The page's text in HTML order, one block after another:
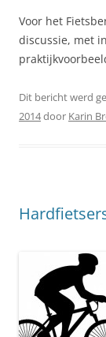
Voor het
discussie, met
Dit bericht werd
2014door Karin